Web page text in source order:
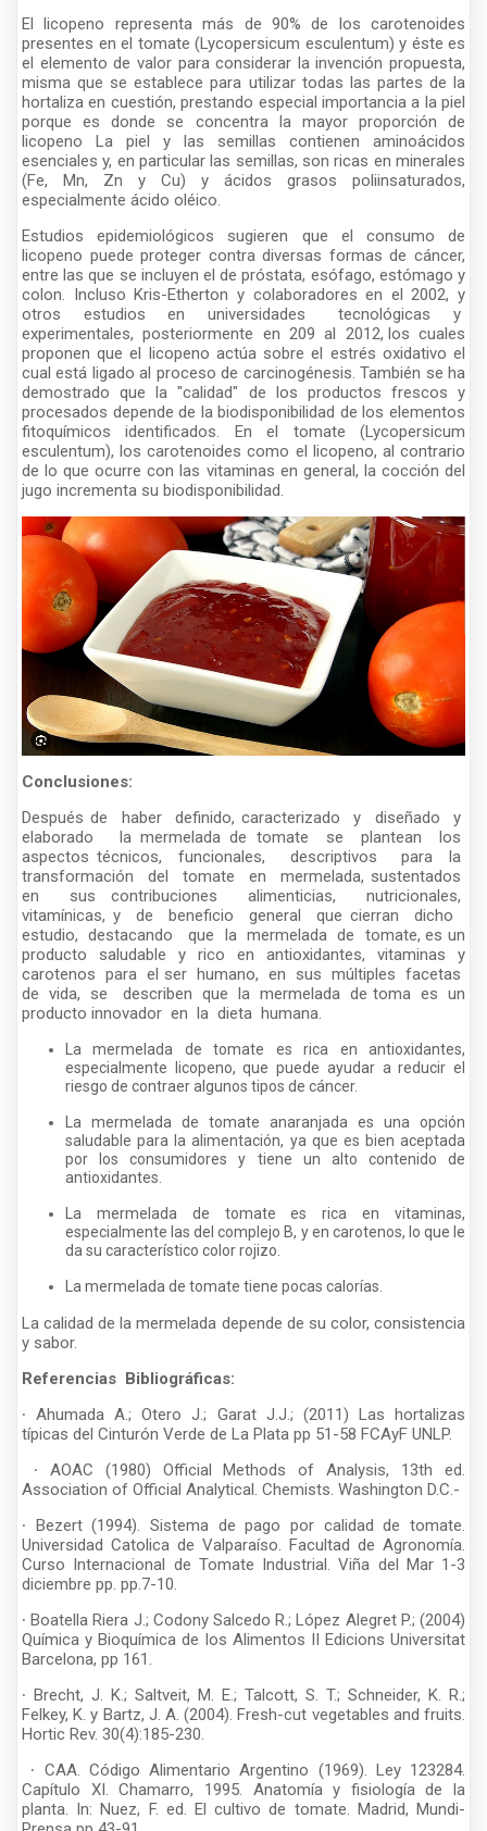
El licopeno representa más de 90% de los carotenoides
presentes en el tomate (Lycopersicum esculentum) y éste es
el elemento de valor para considerar la invención propuesta,
misma que se establece para utilizar todas las partes de la
hortaliza en cuestión, prestando especial importancia a la piel
porque es donde se concentra la mayor proporción de
licopeno La piel y las semillas contienen aminoácidos
esenciales y, en particular las semillas, son ricas en minerales
(Fe, Mn, Zn y Cu) y ácidos grasos poliinsaturados,
especialmente ácido oléico.
Estudios epidemiológicos sugieren que el consumo de
licopeno puede proteger contra diversas formas de cáncer,
entre las que se incluyen el de próstata, esófago, estómago y
colon. Incluso Kris-Etherton y colaboradores en el 2002, y
otros estudios en universidades tecnológicas y
experimentales, posteriormente en 209 al 2012, los cuales
proponen que el licopeno actúa sobre el estrés oxidativo el
cual está ligado al proceso de carcinogénesis. También se ha
demostrado que la "calidad" de los productos frescos y
procesados depende de la biodisponibilidad de los elementos
fitoquímicos identificados. En el tomate (Lycopersicum
esculentum), los carotenoides como el licopeno, al contrario
de lo que ocurre con las vitaminas en general, la cocción del
jugo incrementa su biodisponibilidad.
Conclusiones:
Después de haber definido, caracterizado y diseñado y
elaborado la mermelada de tomate se plantean los
aspectos técnicos, funcionales, descriptivos para la
transformación del tomate en mermelada, sustentados
en sus contribuciones alimenticias, nutricionales,
vitamínicas, y de beneficio general que cierran dicho
estudio, destacando que la mermelada de tomate, es un
producto saludable y rico en antioxidantes, vitaminas y
carotenos para el ser humano, en sus múltiples facetas
de vida, se describen que la mermelada de toma es un
producto innovador en la dieta humana.
La mermelada de tomate es rica en antioxidantes,
especialmente licopeno, que puede ayudar a reducir el
riesgo de contraer algunos tipos de cáncer.
La mermelada de tomate anaranjada es una opción
saludable para la alimentación, ya que es bien aceptada
por los consumidores y tiene un alto contenido de
antioxidantes.
La mermelada de tomate es rica en vitaminas,
especialmente las del complejo B, y en carotenos, lo que le
da su característico color rojizo.
La mermelada de tomate tiene pocas calorías.
La calidad de la mermelada depende de su color, consistencia
y sabor.
Referencias Bibliográficas:
∙ Ahumada A.; Otero J.; Garat J.J.; (2011) Las hortalizas
típicas del Cinturón Verde de La Plata pp 51-58 FCAyF UNLP.
∙ AOAC (1980) Official Methods of Analysis, 13th ed.
Association of Official Analytical. Chemists. Washington D.C.-
∙ Bezert (1994). Sistema de pago por calidad de tomate.
Universidad Catolica de Valparaíso. Facultad de Agronomía.
Curso Internacional de Tomate Industrial. Viña del Mar 1-3
diciembre pp. pp.7-10.
∙ Boatella Riera J.; Codony Salcedo R.; López Alegret P.; (2004)
Química y Bioquímica de los Alimentos II Edicions Universitat
Barcelona, pp 161.
∙ Brecht, J. K.; Saltveit, M. E.; Talcott, S. T.; Schneider, K. R.;
Felkey, K. y Bartz, J. A. (2004). Fresh-cut vegetables and fruits.
Hortic Rev. 30(4):185-230.
∙ CAA. Código Alimentario Argentino (1969). Ley 123284.
Capítulo XI. Chamarro, 1995. Anatomía y fisiología de la
planta. In: Nuez, F. ed. El cultivo de tomate. Madrid, Mundi-